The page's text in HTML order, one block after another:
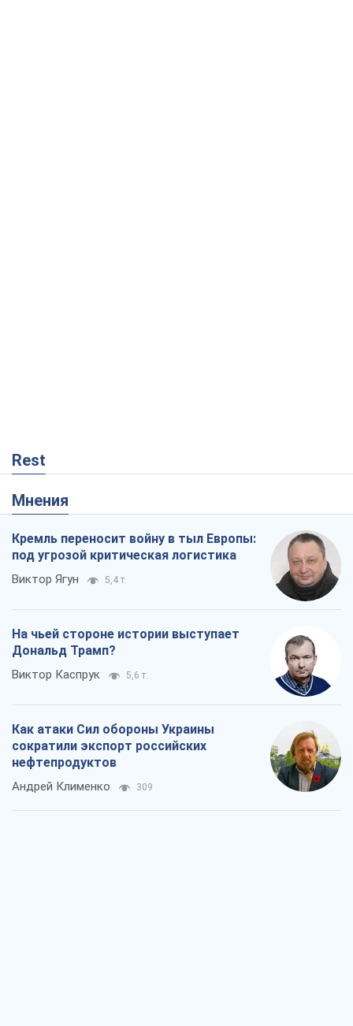
Rest
Мнения
Кремль переносит войну в тыл Европы:
под угрозой критическая логистика
Виктор Ягун 5,4 т.
На чьей стороне истории выступает
Дональд Трамп?
Виктор Каспрук 5,6 т.
Как атаки Сил обороны Украины
сократили экспорт российских
нефтепродуктов
Андрей Клименко 309